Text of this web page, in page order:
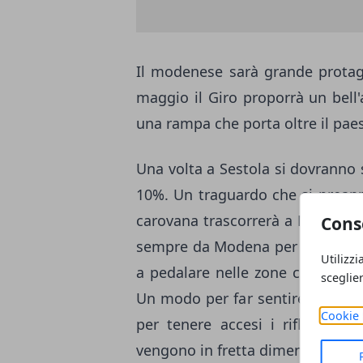
Cookie
Il modenese sarà grande
maggio il Giro proporrà un
una rampa che porta oltre il
Una volta a Sestola si
10%. Un traguardo che si
carovana trascorrerà a Modena
sempre da Modena per martedì
a pedalare nelle zone colpite
Un modo per far sentire la
per tenere accesi i riflettori
vengono in fretta dimenticati.